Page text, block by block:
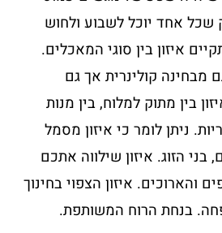
אחד יוכל לשבוע ולחוש
איזון בין סוגי המאכלים.
מבחינה קולינרית אך גם
בין מתוק למלוח, בין מנות
ניתן לומר כי איזון מסמל
בני הזוג. איזון שילווה אתכם
והארוכים. איזון הצפוי בחינוך
בנחת הרוח המשותפת.